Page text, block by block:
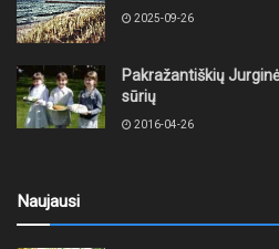
2025-09-26
Pakražantiškių
sūrių
2016-04-26
Naujausi